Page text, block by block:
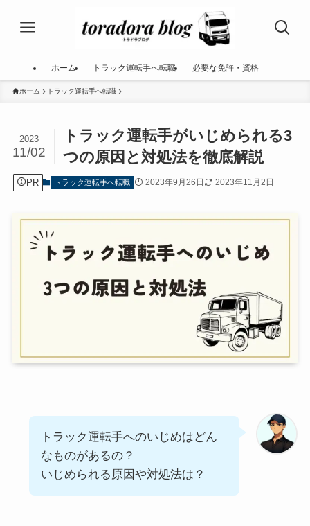
ホーム トラック運転手へ転職 必要な免許・資格
ホーム トラック運転手へ転職
トラック運転手がいじめられる3
つの原因と対処法を徹底解説
2023
11/02
PR トラック運転手へ転職 2023年9月26日 2023年11月2日
トラック運転手へのいじめはどん
なものがあるの？
いじめられる原因や対処法は？